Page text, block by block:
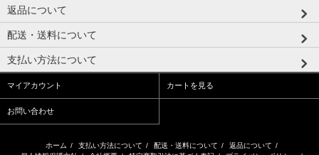
返品について
配送・送料について
支払い方法について
マイアカウント カートを見る
お問い合わせ
ホーム / 支払い方法について / 配送・送料について / 返品について /